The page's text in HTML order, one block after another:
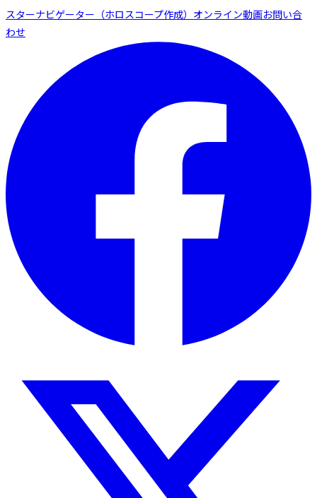
スターナビゲーター（ホロスコープ作成） オンライン動画お問い合
わせ